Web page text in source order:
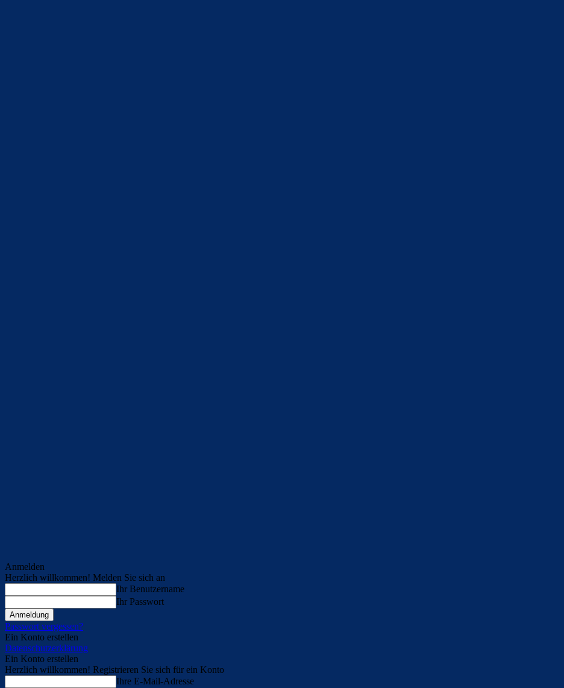
Anmelden
Herzlich willkommen! Melden Sie sich an
Ihr Benutzername
Ihr Passwort
Passwort vergessen?
Ein Konto erstellen
Datenschutzerklärung
Ein Konto erstellen
Herzlich willkommen! Registrieren Sie sich für ein Konto
Ihre E-Mail-Adresse